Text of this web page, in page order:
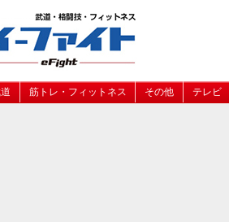
筋トレ・フィットネス その他 テレビ